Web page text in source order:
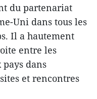
du partenariat
Uni dans tous les
Il a hautement
entre les
pays dans
et rencontres